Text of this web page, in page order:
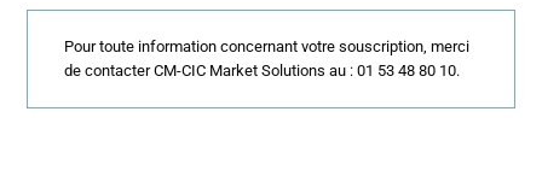
Pour toute information concernant votre souscription, merci
de contacter CM-CIC Market Solutions au : 01 53 48 80 10.